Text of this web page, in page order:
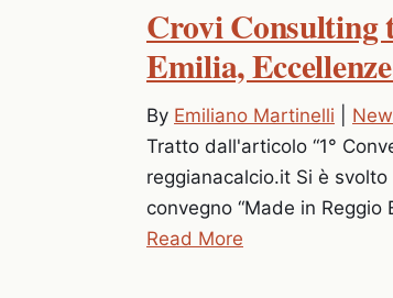
Crovi Consulting
Emilia,
By Emiliano Martinelli
Tratto dall'articolo “1°
reggianacalcio.it Si è
convegno “Made in Reggio
Read More